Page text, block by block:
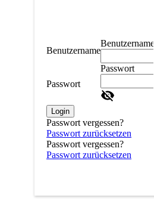
Benutzername
Benutzername
Passwort
Passwort
Login
Passwort vergessen?
Passwort zurücksetzen
Passwort vergessen?
Passwort zurücksetzen